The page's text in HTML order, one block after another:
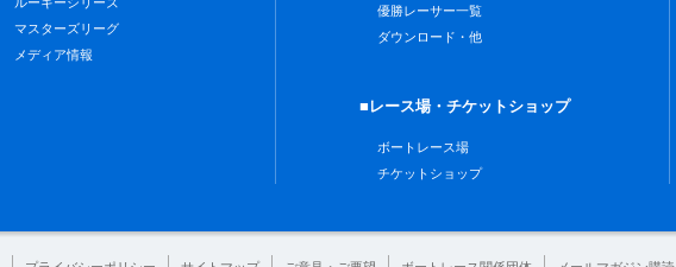
マスターズリーグ
メディア情報
優勝レーサー一覧
ダウンロード・他
■レース場・チケットショップ
ボートレース場
チケットショップ